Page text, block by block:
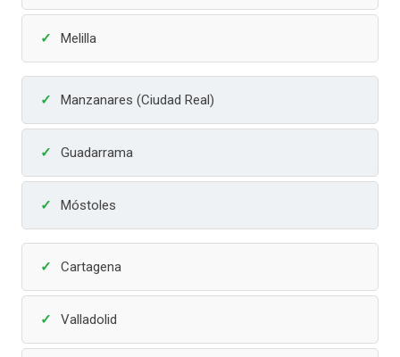
Melilla
Manzanares (Ciudad Real)
Guadarrama
Móstoles
Cartagena
Valladolid